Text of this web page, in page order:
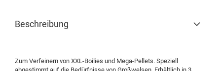
Beschreibung
Zum Verfeinern von XXL-Boilies und Mega-Pellets. Speziell